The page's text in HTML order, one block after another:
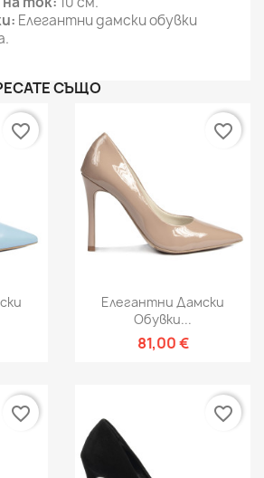
Елегантни дамски обувки
СЪЩО
favorite_border
Елегантни Дамски
Обувки...
81,00 €
favorite_border
favorite_border favorite_border